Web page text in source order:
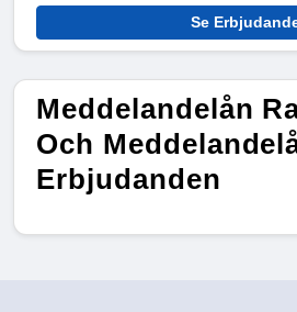
Se
Meddelandelån
Och
Erbjudanden